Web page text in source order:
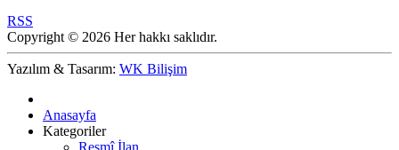
RSS
Copyright © 2026 Her hakkı saklıdır.
Yazılım & Tasarım: WK Bilişim
Anasayfa
Kategoriler